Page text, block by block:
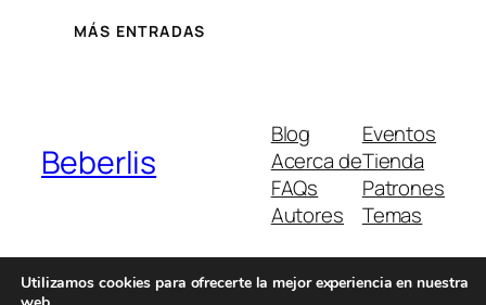
MÁS ENTRADAS
Beberlis
Blog
Acerca de
FAQs
Autores
Eventos
Tienda
Patrones
Temas
Utilizamos cookies para ofrecerte la mejor experiencia en nuestra